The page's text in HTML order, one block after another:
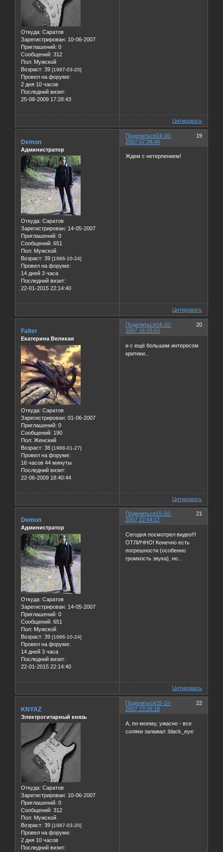
Откуда: Саратов
Зарегистрирован: 10-06-2007
Приглашений: 0
Сообщений: 312
Пол: Мужской
Возраст: 39 [1987-03-20]
Провел на форуме:
2 дня 10 часов
Последний визит:
25-08-2009 17:28:43
Цитировать
Поделиться 19
14-10-
2007 07:34:44
Demon
Администратор
Откуда: Саратов
Зарегистрирован: 14-05-2007
Приглашений: 0
Сообщений: 651
Пол: Мужской
Возраст: 39 [1986-10-24]
Провел на форуме:
14 дней 3 часа
Последний визит:
22-01-2015 22:14:40
Ждем с нетерпением!
Цитировать
Поделиться 20
14-10-
2007 16:25:53
Falter
Екатерина Великая
Откуда: Саратов
Зарегистрирован: 01-06-2007
Приглашений: 0
Сообщений: 190
Пол: Женский
Возраст: 38 [1988-01-27]
Провел на форуме:
16 часов 44 минуты
Последний визит:
22-06-2009 18:40:44
и с ещё большим интересом
критики...
Цитировать
Поделиться 21
15-10-
2007 22:44:17
Demon
Администратор
Откуда: Саратов
Зарегистрирован: 14-05-2007
Приглашений: 0
Сообщений: 651
Пол: Мужской
Возраст: 39 [1986-10-24]
Провел на форуме:
14 дней 3 часа
Последний визит:
22-01-2015 22:14:40
Сегодня посмотрел видео!!!
ОТЛИЧНО! Конечно есть
погрешности (особенно
громкость звука), но...
Цитировать
Поделиться 22
15-10-
2007 23:26:18
KNYAZ
Электрогитарный князь
Откуда: Саратов
Зарегистрирован: 10-06-2007
Приглашений: 0
Сообщений: 312
Пол: Мужской
Возраст: 39 [1987-03-20]
Провел на форуме:
2 дня 10 часов
Последний визит:
А, по-моему, ужасно - все
соляки залажал :black_eye: